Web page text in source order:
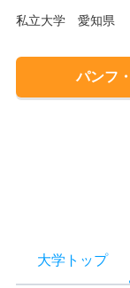
私立大学 愛知県
パンフ
大学トップ